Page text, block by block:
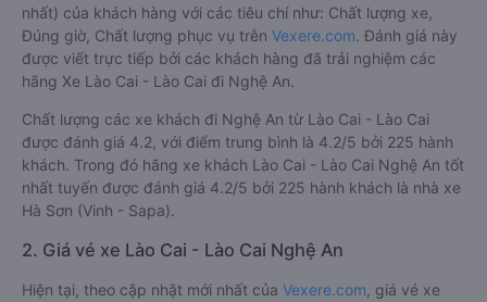
nhất) của khách hàng với các tiêu chí như: Chất lượng xe,
Đúng giờ, Chất lượng phục vụ trên Vexere.com. Đánh giá này
được viết trực tiếp bởi các khách hàng đã trải nghiệm các
hãng Xe Lào Cai - Lào Cai đi Nghệ An.
Chất lượng các xe khách đi Nghệ An từ Lào Cai - Lào Cai
được đánh giá 4.2, với điểm trung bình là 4.2/5 bởi 225 hành
khách. Trong đó hãng xe khách Lào Cai - Lào Cai Nghệ An tốt
nhất tuyến được đánh giá 4.2/5 bởi 225 hành khách là nhà xe
Hà Sơn (Vinh - Sapa).
2. Giá vé xe Lào Cai - Lào Cai Nghệ An
Hiện tại, theo cập nhật mới nhất của Vexere.com , giá vé xe